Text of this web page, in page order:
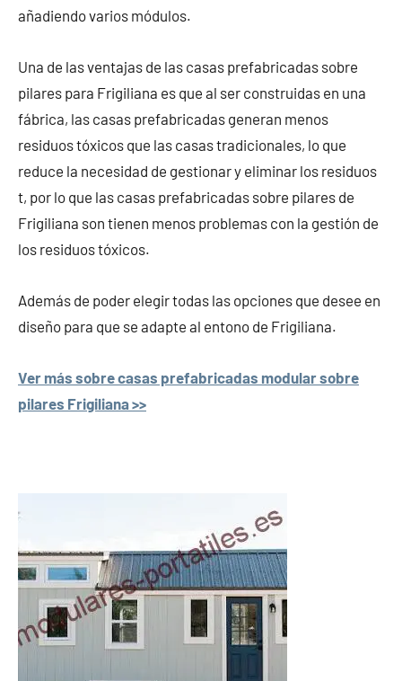
añadiendo varios módulos.
Una de las ventajas de las casas prefabricadas sobre
pilares para Frigiliana es que al ser construidas en una
fábrica, las casas prefabricadas generan menos
residuos tóxicos que las casas tradicionales, lo que
reduce la necesidad de gestionar y eliminar los residuos
t, por lo que las casas prefabricadas sobre pilares de
Frigiliana son tienen menos problemas con la gestión de
los residuos tóxicos.
Además de poder elegir todas las opciones que desee en
diseño para que se adapte al entono de Frigiliana.
Ver más sobre casas prefabricadas modular sobre
pilares Frigiliana >>